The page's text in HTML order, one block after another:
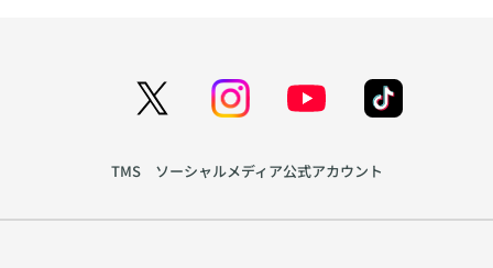
TMS ソーシャルメディア公式アカウント